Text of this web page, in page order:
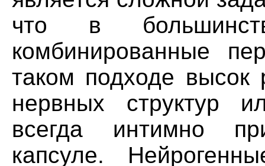
что в
комбинированные
таком подходе высок
нервных структур
всегда интимно
капсуле.